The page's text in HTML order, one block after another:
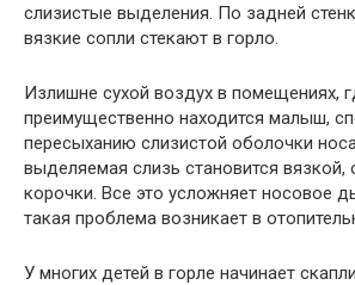
слизистые выделения. По задней
вязкие сопли стекают в горло.
Излишне сухой воздух в помещениях,
преимущественно находится малыш,
пересыханию слизистой оболочки
выделяемая слизь становится вязкой,
корочки. Все это усложняет носовое
такая проблема возникает в
У многих детей в горле начинает